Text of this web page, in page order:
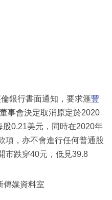
銀行書面通知，要求滙豐
事會決定取消原定於2020
0.21美元，同時在2020年
項，亦不會進行任何普通股
市跌穿40元，低見39.8
傳媒資料室